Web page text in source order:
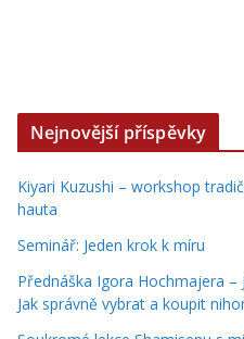
Nejnovější příspěvky
Kiyari Kuzushi – workshop
hauta
Seminář: Jeden krok k míru
Přednáška Igora Hochmajera –
Jak správně vybrat a koupit